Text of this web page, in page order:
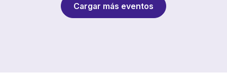
Cargar más eventos